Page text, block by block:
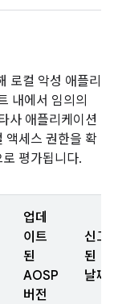
로컬 악성 애플리
내에서 임의의
사 애플리케이션
액세스 권한을 확
평가됩니다.
업데
이트
된
AOSP
버전
신고
된
날짜